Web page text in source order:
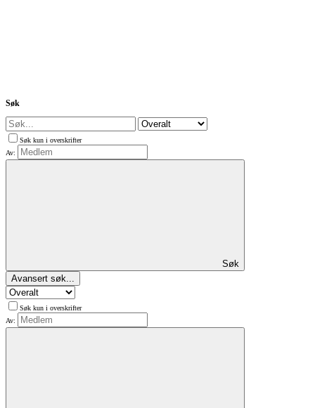
Søk
Søk kun i overskrifter
Av:
Søk
Avansert søk...
Søk kun i overskrifter
Av: